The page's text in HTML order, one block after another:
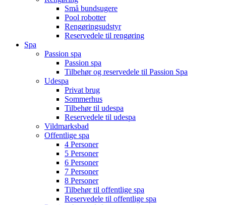
Små bundsugere
Pool robotter
Rengøringsudstyr
Reservedele til rengøring
Spa
Passion spa
Passion spa
Tilbehør og reservedele til Passion Spa
Udespa
Privat brug
Sommerhus
Tilbehør til udespa
Reservedele til udespa
Vildmarksbad
Offentlige spa
4 Personer
5 Personer
6 Personer
7 Personer
8 Personer
Tilbehør til offentlige spa
Reservedele til offentlige spa